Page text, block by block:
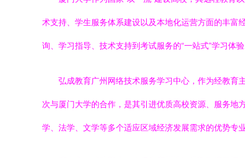
术支持、学生服务体系建设以及本地化运营方面的丰富
询、学习指导、技术支持到考试服务的“一站式”学习体验
弘成教育广州网络技术服务学习中心，作为经教育
次与厦门大学的合作，是其引进优质高校资源、服务
学、法学、文学等多个适应区域经济发展需求的优势专